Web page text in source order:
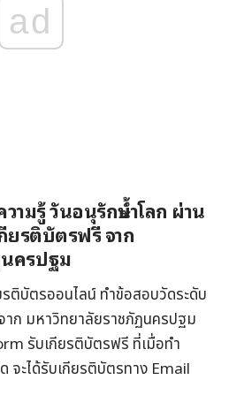
ad
มรู้ วันอนุรักษ์น้ำโลก ผ่าน
ยรติบัตรฟรี จาก
ครปฐม
ติบัตรออนไลน์ ทำข้อสอบวัดระดับ
าก มหาวิทยาลัยราชภัฏนครปฐม
รับเกียรติบัตรฟรี ที่เมื่อทำ
ะได้รับเกียรติบัตรทาง Email